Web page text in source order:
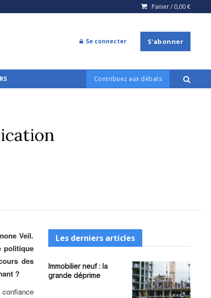
Panier / 0,00€
Se connecter S'abonner
Contribuez aux débats
Veil.
politique
des
?
confiance
Les derniers articles
Immobilier neuf : la
grande déprime